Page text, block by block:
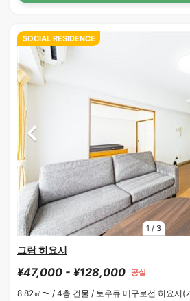
1 / 3
SOCIAL RESIDENCE
그랑 히요시
¥47,000 - ¥128,000 공실
8.82㎡〜 / 4층 건물 / 토우큐 메구로선 히요시(